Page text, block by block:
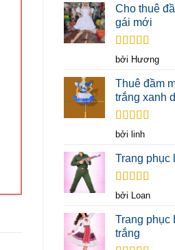
Cho thuê
gái mới
Được xếp
5 sao
bởi Hương
Thuê đầm
trắng xanh
Được xếp
bởi linh
Trang phục
Được xếp
bởi Loan
Trang phục
trắng